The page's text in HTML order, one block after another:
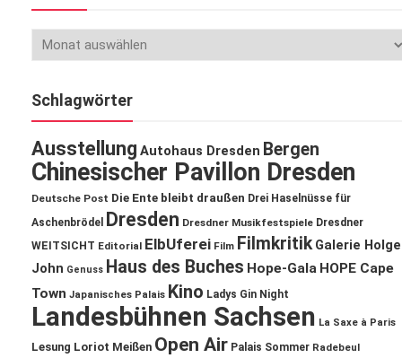
Schlagwörter
Ausstellung Autohaus Dresden Bergen
Chinesischer Pavillon Dresden
Deutsche Post Die Ente bleibt draußen Drei Haselnüsse für
Aschenbrödel
Dresden Dresdner Musikfestspiele Dresdner
WEITSICHT Editorial ElbUferei Film Filmkritik Galerie
John Genuss Haus des Buches Hope-Gala HOPE Cape
Town Japanisches Palais Kino Ladys Gin Night
Landesbühnen Sachsen La Saxe à Paris
Lesung Loriot Meißen Open Air Palais Sommer Radebeul